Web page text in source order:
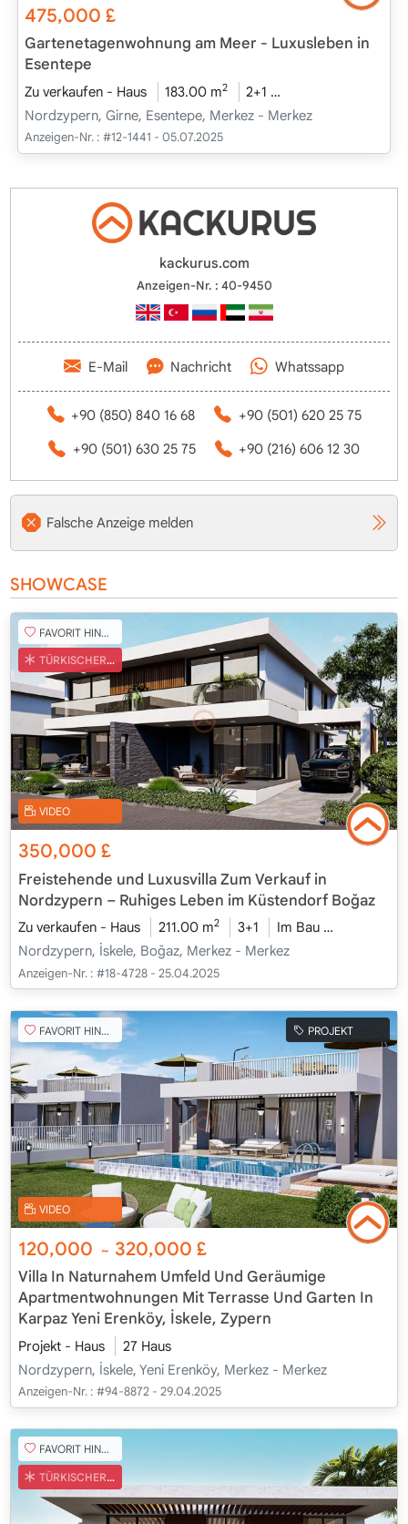
475,000£
Gartenetagenwohnung am Meer - Luxusleben in
Esentepe
Zu verkaufen - Haus 183.00 m2 2+1
Nordzypern, Girne, Esentepe, Merkez - Merkez
Anzeigen-Nr. : #12-1441 - 05.07.2025
kackurus.com
Anzeigen-Nr. : 40-9450
E-Mail Nachricht Whatssapp
+90 (850) 840 16 68 +90 (501) 620 25 75
+90 (501) 630 25 75 +90 (216) 606 12 30
Falsche Anzeige melden
SHOWCASE
FAVORIT HINZUFÜGEN
TÜRKISCHER COB
VIDEO
350,000 £
Freistehende und Luxusvilla Zum Verkauf in
Nordzypern – Ruhiges Leben im Küstendorf Boğaz
Zu verkaufen - Haus 211.00 m2 3+1 Im Bau
Nordzypern, İskele, Boğaz, Merkez - Merkez
Anzeigen-Nr. : #18-4728 - 25.04.2025
FAVORIT HINZUFÜGEN PROJEKT
VIDEO
120,000 ~ 320,000£
Villa In Naturnahem Umfeld Und Geräumige
Apartmentwohnungen Mit Terrasse Und Garten In
Karpaz Yeni Erenköy, İskele, Zypern
Projekt - Haus
27 Haus
Nordzypern, İskele, Yeni Erenköy, Merkez - Merkez
Anzeigen-Nr. : #94-8872 - 29.04.2025
FAVORIT HINZUFÜGEN
TÜRKISCHER COB